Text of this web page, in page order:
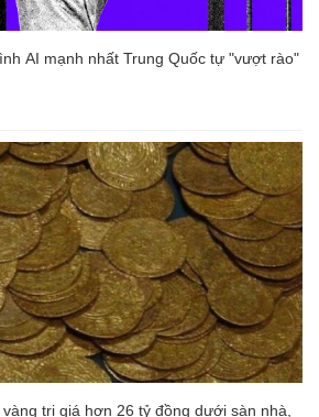
AI mạnh nhất Trung Quốc tự "vượt rào"
trị giá hơn 26 tỷ đồng dưới sàn nhà,